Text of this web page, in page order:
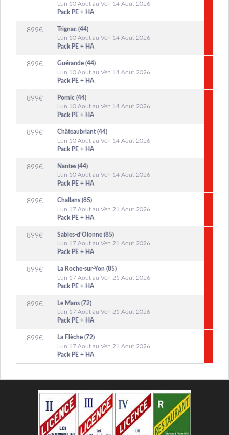
Lun 10 Aout au Ven 14 Aout 2026
Pack PE + HA
899€
Trignac (44)
Lun 10 Aout au Ven 14 Aout 2026
Pack PE + HA
899€
Guérande (44)
Lun 10 Aout au Ven 14 Aout 2026
Pack PE + HA
899€
Pornic (44)
Lun 10 Aout au Ven 14 Aout 2026
Pack PE + HA
899€
Châteaubriant (44)
Lun 10 Aout au Ven 14 Aout 2026
Pack PE + HA
899€
Nantes (44)
Lun 10 Aout au Ven 14 Aout 2026
Pack PE + HA
899€
Challans (85)
Lun 17 Aout au Ven 21 Aout 2026
Pack PE + HA
899€
Sables-d’Olonne (85)
Lun 17 Aout au Ven 21 Aout 2026
Pack PE + HA
899€
La Roche-sur-Yon (85)
Lun 17 Aout au Ven 21 Aout 2026
Pack PE + HA
899€
Le Mans (72)
Lun 17 Aout au Ven 21 Aout 2026
Pack PE + HA
899€
La Flèche (72)
Lun 17 Aout au Ven 21 Aout 2026
Pack PE + HA